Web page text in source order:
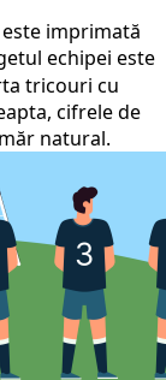
imprimată
echipei este
tricouri cu
cifrele de
natural.